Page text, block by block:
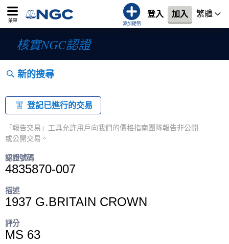
菜單
添加硬幣
登入 加入 繁體
核實NGC認證
新的搜尋
登記已進行的交易
「報告交易」工具允許用戶向我們的價格指南團隊報告非公開
或公開交易。
認證號碼
4835870-007
描述
1937 G.BRITAIN CROWN
評分
MS 63